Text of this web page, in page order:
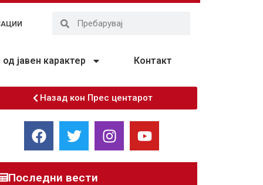
јавен карактер Контакт
Назад кон Прес центарот
Последни вести